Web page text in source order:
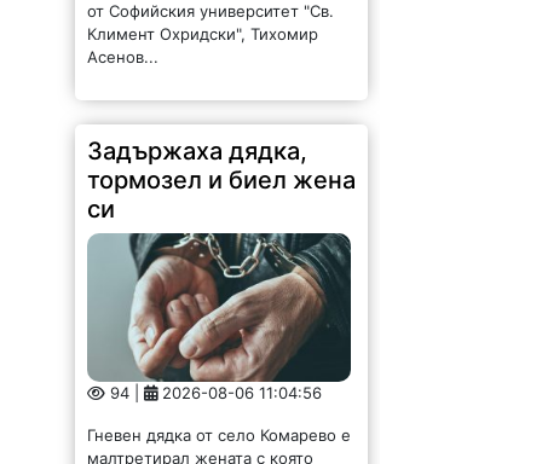
от Софийския университет "Св.
Климент Охридски", Тихомир
Асенов...
Задържаха дядка,
тормозел и биел жена
си
94 | 2026-08-06 11:04:56
Гневен дядка от село Комарево е
малтретирал жената с която